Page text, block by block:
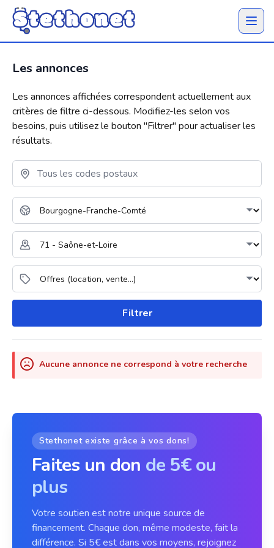
Ouvrir
Les annonces
Les annonces affichées correspondent actuellement aux
critères de filtre ci-dessous. Modifiez-les selon vos
besoins, puis utilisez le bouton "Filtrer" pour actualiser les
résultats.
Filtrer
Aucune annonce ne correspond à votre recherche
Stethonet existe grâce à vos dons!
Faites un don de 5€ ou
plus
Votre soutien est notre unique source de
financement. Chaque don, même modeste, fait la
différence. Si 5€ est dans vos moyens, rejoignez